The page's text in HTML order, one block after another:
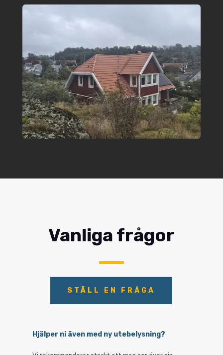
Vanliga frågor
STÄLL EN FRÅGA
Hjälper ni även med ny utebelysning?